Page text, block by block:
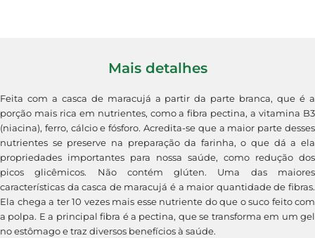
Mais detalhes
Feita com a casca de maracujá a partir da parte branca, que é a
porção mais rica em nutrientes, como a fibra pectina, a vitamina B3
(niacina), ferro, cálcio e fósforo. Acredita-se que a maior parte desses
nutrientes se preserve na preparação da farinha, o que dá a ela
propriedades importantes para nossa saúde, como redução dos
picos glicêmicos. Não contém glúten. Uma das maiores
características da casca de maracujá é a maior quantidade de fibras.
Ela chega a ter 10 vezes mais esse nutriente do que o suco feito com
a polpa. E a principal fibra é a pectina, que se transforma em um gel
no estômago e traz diversos benefícios à saúde.